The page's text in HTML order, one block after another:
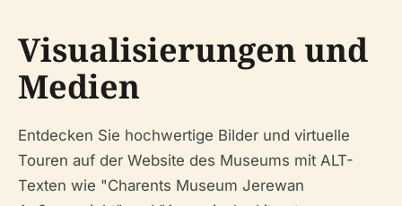
Visualisierungen und
Medien
Entdecken Sie hochwertige Bilder und virtuelle
Touren auf der Website des Museums mit ALT-
Texten wie "Charents Museum Jerewan